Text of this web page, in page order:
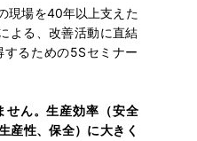
現場を40年以上支えた
よる、改善活動に直結
るための5Sセミナー
せん。生産効率（安全
産性、保全）に大きく